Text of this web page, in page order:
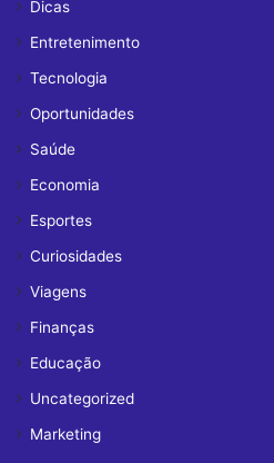
Dicas
Entretenimento
Tecnologia
Oportunidades
Saúde
Economia
Esportes
Curiosidades
Viagens
Finanças
Educação
Uncategorized
Marketing